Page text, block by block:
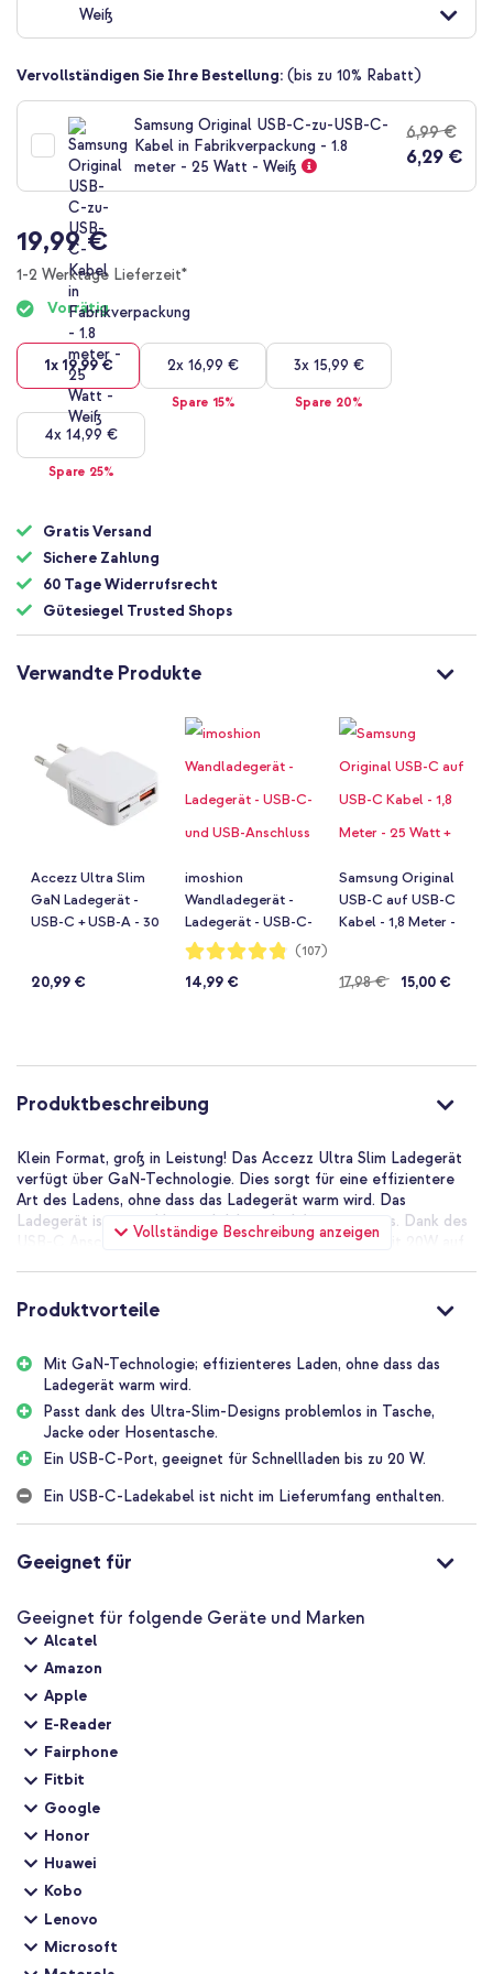
Bildgalerie
Weiß
Vervollständigen Sie Ihre Bestellung: (bis zu 10% Rabatt)
Samsung Original USB-C-zu-USB-C-
Kabel in Fabrikverpackung - 1.8
meter - 25 Watt - Weiß
6,99 €
6,29 €
19,99 €
1-2 Werktage Lieferzeit*
Vorrätig
1x 19,99 € 2x 16,99 €
Spare 15%
3x 15,99 €
Spare 20%
4x 14,99 €
Spare 25%
Gratis Versand
Sichere Zahlung
60 Tage Widerrufsrecht
Gütesiegel Trusted Shops
Verwandte Produkte
Accezz Ultra Slim
GaN Ladegerät -
USB-C + USB-A - 30
20,99 €
imoshion
Wandladegerät -
Ladegerät - USB-C-
und USB-Anschluss
20 Watt - Weiß
Bewertung:
96%
(107)
14,99 €
Samsung Original
USB-C auf USB-C
Kabel - 1,8 Meter -
Adapter USB-C
Regulärer
17,98 € 15,00 €
Produktbeschreibung
Vollständige Beschreibung anzeigen
Klein Format, groß in Leistung! Das Accezz Ultra Slim Ladegerät
verfügt über GaN-Technologie. Dies sorgt für eine effizientere
Art des Ladens, ohne dass das Ladegerät warm wird. Das
Ladegerät ist super klein und daher ideal für unterwegs. Dank des
USB-C Anschlusses lädst du dein Handy blitzschnell mit 20W auf.
Das Accezz Ultra Slim GaN Ladegerät kurz zusammengefasst:
Verfügt über GaN-Technologie; effizient und leistungsstark!
Superkleines Format: 4 x 4 x 1,7 cm
Ladegerät mit minimaler Wärmeerzeugung, wodurch das Gerät
weniger warm wird
Inklusive 1 Jahr Garantie
Möchtest du dein Handy schnell mit einem kleinen, aber
leistungsstarken Ladegerät aufladen? Dann entscheide dich für
Produktvorteile
Mit GaN-Technologie; effizienteres Laden, ohne dass das
Ladegerät warm wird.
Passt dank des Ultra-Slim-Designs problemlos in Tasche,
Jacke oder Hosentasche.
Ein USB-C-Port, geeignet für Schnellladen bis zu 20 W.
Ein USB-C-Ladekabel ist nicht im Lieferumfang enthalten.
Geeignet für
Geeignet für folgende Geräte und Marken
Alcatel
Amazon
Apple
E-Reader
Fairphone
Fitbit
Google
Honor
Huawei
Kobo
Lenovo
Microsoft